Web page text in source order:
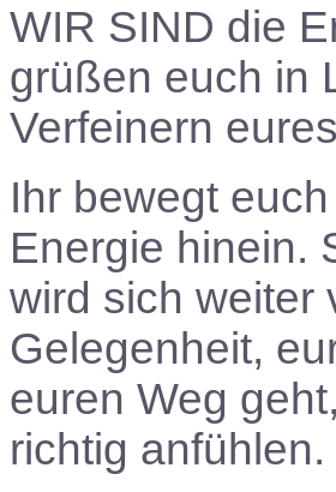
WIR SIND die
grüßen euch in
Verfeinern
Ihr bewegt
Energie hinein.
wird sich weiter
Gelegenheit,
euren Weg
richtig anfühlen.